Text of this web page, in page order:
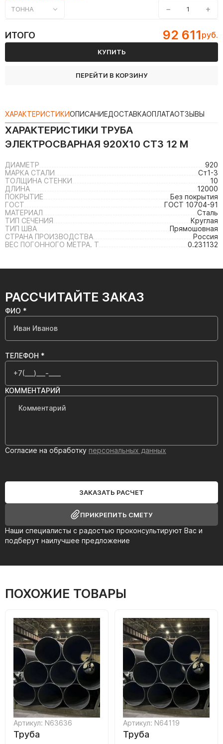
ТОННА − +
ИТОГО 92 611руб.
КУПИТЬ
ПЕРЕЙТИ В КОРЗИНУ
ХАРАКТЕРИСТИКИОПИСАНИЕДОСТАВКАОПЛАТАОТЗЫВЫ
ХАРАКТЕРИСТИКИ ТРУБА
ЭЛЕКТРОСВАРНАЯ 920Х10 СТ3 12 М
ДИАМЕТР
920
МАРКА СТАЛИ
Ст1-3
ТОЛЩИНА СТЕНКИ
10
ДЛИНА
12000
ПОКРЫТИЕ
Без покрытия
ГОСТ
ГОСТ 10704-91
МАТЕРИАЛ
Сталь
ТИП СЕЧЕНИЯ
Круглая
ТИП ШВА
Прямошовная
СТРАНА ПРОИЗВОДСТВА
Россия
ВЕС ПОГОННОГО МЕТРА. Т
0.231132
РАССЧИТАЙТЕ ЗАКАЗ
Наши специалисты с радостью проконсультируют Вас и
подберут наилучшее предложение
ФИО *
ТЕЛЕФОН *
КОММЕНТАРИЙ
Согласие на обработку персональных данных
ЗАКАЗАТЬ РАСЧЕТ
ПРИКРЕПИТЬ СМЕТУ
ПОХОЖИЕ ТОВАРЫ
Артикул: N63636
Труба
Артикул: N64119
Труба